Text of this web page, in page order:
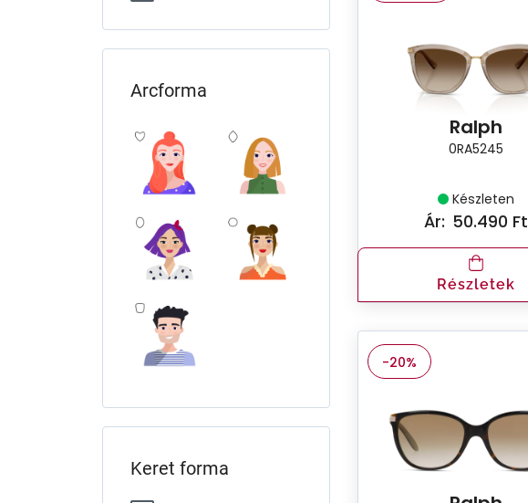
Arcforma
Keret forma
Ralph
0RA5245
Készleten
Ár: 50.490 Ft
Részletek
-20%